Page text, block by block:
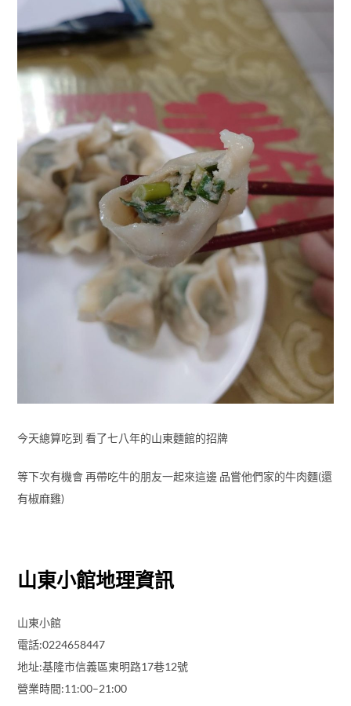
今天總算吃到 看了七八年的山東麵館的招牌
等下次有機會 再帶吃牛的朋友一起來這邊 品嘗他們家的牛肉麵(還
有椒麻雞)
山東小館地理資訊
山東小館
電話:0224658447
地址:基隆市信義區東明路17巷12號
營業時間:11:00–21:00